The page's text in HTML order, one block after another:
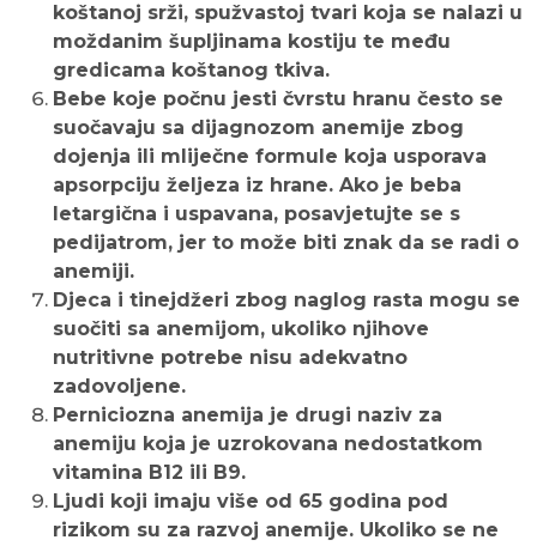
koštanoj srži, spužvastoj tvari koja se nalazi u
moždanim šupljinama kostiju te među
gredicama koštanog tkiva.
Bebe koje počnu jesti čvrstu hranu često se
suočavaju sa dijagnozom anemije zbog
dojenja ili mliječne formule koja usporava
apsorpciju željeza iz hrane. Ako je beba
letargična i uspavana, posavjetujte se s
pedijatrom, jer to može biti znak da se radi o
anemiji.
Djeca i tinejdžeri zbog naglog rasta mogu se
suočiti sa anemijom, ukoliko njihove
nutritivne potrebe nisu adekvatno
zadovoljene.
Perniciozna anemija je drugi naziv za
anemiju koja je uzrokovana nedostatkom
vitamina B12 ili B9.
Ljudi koji imaju više od 65 godina pod
rizikom su za razvoj anemije. Ukoliko se ne